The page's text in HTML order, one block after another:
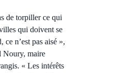
de torpiller ce qui
qui doivent se
ce n’est pas aisé »,
Noury, maire
« Les intérêts